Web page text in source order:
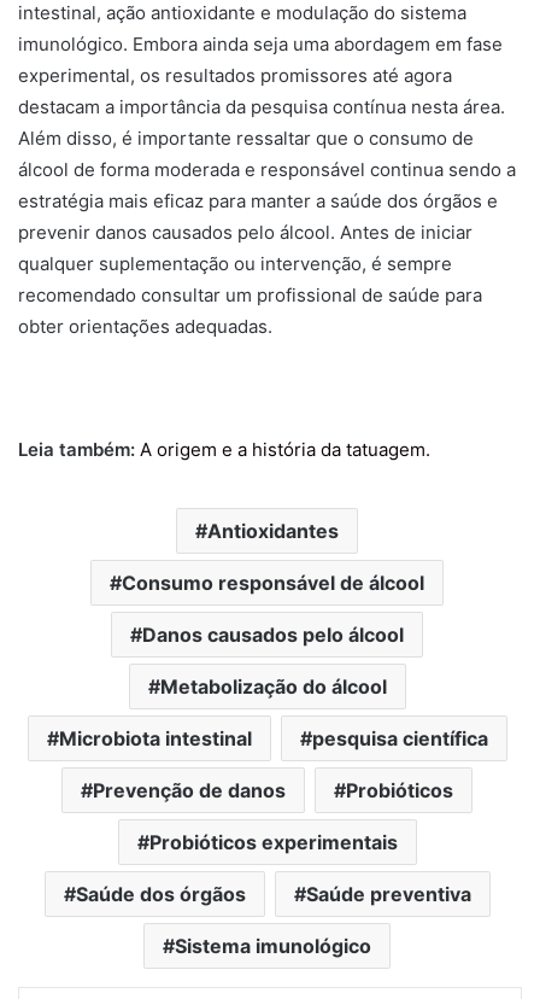
intestinal, ação antioxidante e modulação do sistema
imunológico. Embora ainda seja uma abordagem em fase
experimental, os resultados promissores até agora
destacam a importância da pesquisa contínua nesta área.
Além disso, é importante ressaltar que o consumo de
álcool de forma moderada e responsável continua sendo a
estratégia mais eficaz para manter a saúde dos órgãos e
prevenir danos causados pelo álcool. Antes de iniciar
qualquer suplementação ou intervenção, é sempre
recomendado consultar um profissional de saúde para
obter orientações adequadas.
Leia também: A origem e a história da tatuagem.
Antioxidantes
Consumo responsável de álcool
Danos causados pelo álcool
Metabolização do álcool
Microbiota intestinal pesquisa científica
Prevenção de danos Probióticos
Probióticos experimentais
Saúde dos órgãos Saúde preventiva
Sistema imunológico